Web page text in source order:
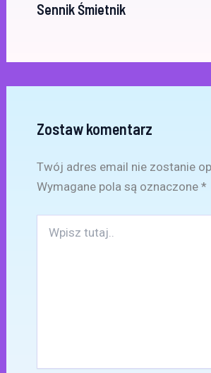
Sennik Śmietnik
Zostaw komentarz
Twój adres email nie zostanie
Wymagane pola są oznaczone *
tutaj..